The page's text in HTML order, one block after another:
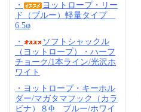
・
ヨットロープ・リー
ド（ブルー）軽量タイプ
6.5φ
・
ソフトシャックル
（ヨットロープ）・ハーフ
チョーク/1本ライン/光沢ホ
ワイト
・ヨットロープ・キーホル
ダー/マガタマフック（カラ
ビナ）８Φ ブルー/ホワイ